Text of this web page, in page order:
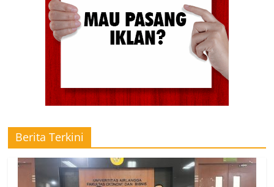
Berita Terkini